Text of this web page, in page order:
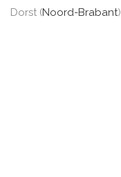
Dorst (Noord-Brabant)